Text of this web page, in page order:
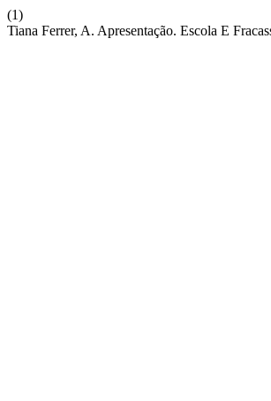
(1)
Tiana Ferrer, A. Apresentação. Escola E